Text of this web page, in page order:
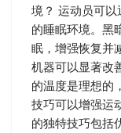
境？ 运动员可以
的睡眠环境。黑
眠，增强恢复并
机器可以显著改
的温度是理想的
技巧可以增强运
的独特技巧包括